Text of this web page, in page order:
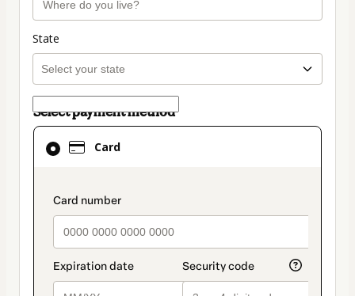
State
Select payment method
Card
payment_data.section_title_v2
Card
selected
method